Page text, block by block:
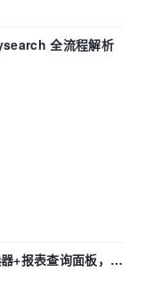
全流程解析
+报表查询面板，参